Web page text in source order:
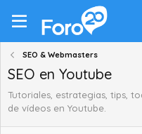
SEO & Webmasters
SEO en Youtube
Tutoriales, estrategias, tips,
de vídeos en Youtube.